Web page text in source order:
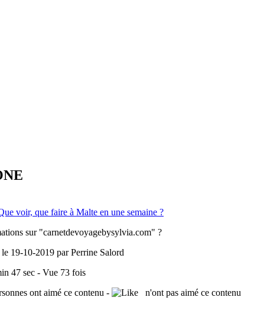
voir, que faire à Malte en une semaine ?
sur "carnetdevoyagebysylvia.com" ?
19-10-2019 par Perrine Salord
47 sec - Vue 73 fois
ont aimé ce contenu -
n'ont pas aimé ce contenu